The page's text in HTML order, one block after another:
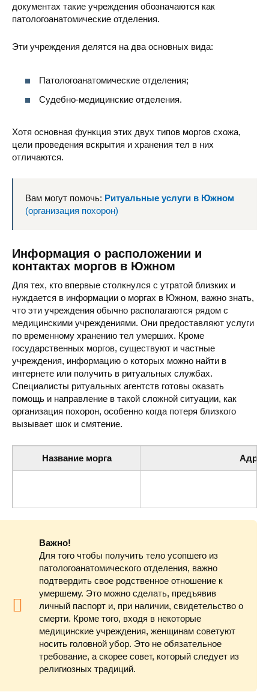
документах такие учреждения обозначаются как
патологоанатомические отделения.
Эти учреждения делятся на два основных вида:
Патологоанатомические отделения;
Судебно-медицинские отделения.
Хотя основная функция этих двух типов моргов схожа,
цели проведения вскрытия и хранения тел в них
отличаются.
Вам могут помочь: Ритуальные услуги в Южном
(организация похорон)
Информация о расположении и
контактах моргов в Южном
Для тех, кто впервые столкнулся с утратой близких и
нуждается в информации о моргах в Южном, важно знать,
что эти учреждения обычно располагаются рядом с
медицинскими учреждениями. Они предоставляют услуги
по временному хранению тел умерших. Кроме
государственных моргов, существуют и частные
учреждения, информацию о которых можно найти в
интернете или получить в ритуальных службах.
Специалисты ритуальных агентств готовы оказать
помощь и направление в такой сложной ситуации, как
организация похорон, особенно когда потеря близкого
вызывает шок и смятение.
Название морга Адрес
Городская больница (морг) ул. Химиков 14, Южное,
Важно!
Для того чтобы получить тело усопшего из
патологоанатомического отделения, важно
подтвердить свое родственное отношение к
умершему. Это можно сделать, предъявив
личный паспорт и, при наличии, свидетельство о
смерти. Кроме того, входя в некоторые
медицинские учреждения, женщинам советуют
носить головной убор. Это не обязательное
требование, а скорее совет, который следует из
религиозных традиций.